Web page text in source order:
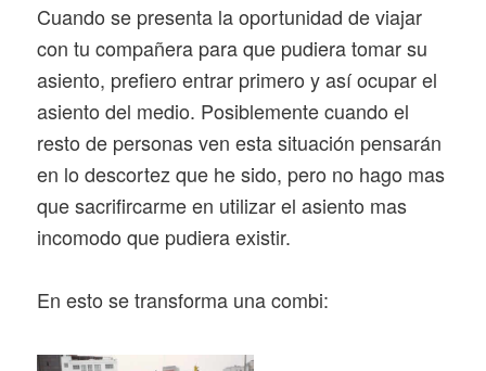
Cuando se presenta la oportunidad de viajar
con tu compañera para que pudiera tomar su
asiento, prefiero entrar primero y así ocupar el
asiento del medio. Posiblemente cuando el
resto de personas ven esta situación pensarán
en lo descortez que he sido, pero no hago mas
que sacrifircarme en utilizar el asiento mas
incomodo que pudiera existir.
En esto se transforma una combi: